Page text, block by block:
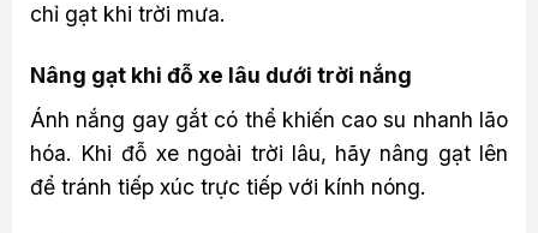
chỉ gạt khi trời mưa.
Nâng gạt khi đỗ xe lâu dưới trời nắng
Ánh nắng gay gắt có thể khiến cao su nhanh lão
hóa. Khi đỗ xe ngoài trời lâu, hãy nâng gạt lên
để tránh tiếp xúc trực tiếp với kính nóng.